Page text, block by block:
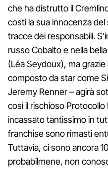
che ha distrutto il
costi la sua innocenza
tracce dei responsabili.
russo Cobalto e nella
(Léa Seydoux), ma grazie
composto da star come
Jeremy Renner – agirà
così il rischioso Protocollo
incassato tantissimo in
franchise sono rimasti
Tuttavia, ci sono ancora
probabilmene, non